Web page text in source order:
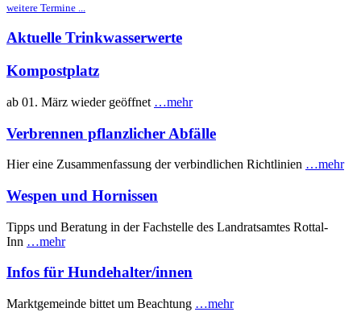
weitere Termine ...
Aktuelle Trinkwasserwerte
Kompostplatz
ab 01. März wieder geöffnet …mehr
Verbrennen pflanzlicher Abfälle
Hier eine Zusammenfassung der verbindlichen Richtlinien …mehr
Wespen und Hornissen
Tipps und Beratung in der Fachstelle des Landratsamtes Rottal-
Inn …mehr
Infos für Hundehalter/innen
Marktgemeinde bittet um Beachtung …mehr